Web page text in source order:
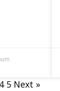
4 5 Next »